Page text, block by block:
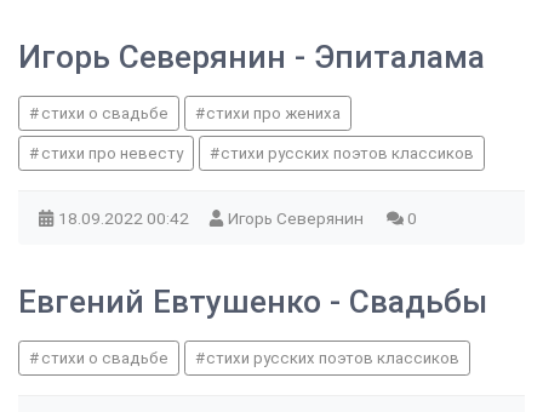
Игорь Северянин - Эпиталама
стихи о свадьбе стихи про жениха
стихи про невесту стихи русских поэтов классиков
18.09.2022 00:42 Игорь Северянин 0
Евгений Евтушенко - Свадьбы
стихи о свадьбе стихи русских поэтов классиков